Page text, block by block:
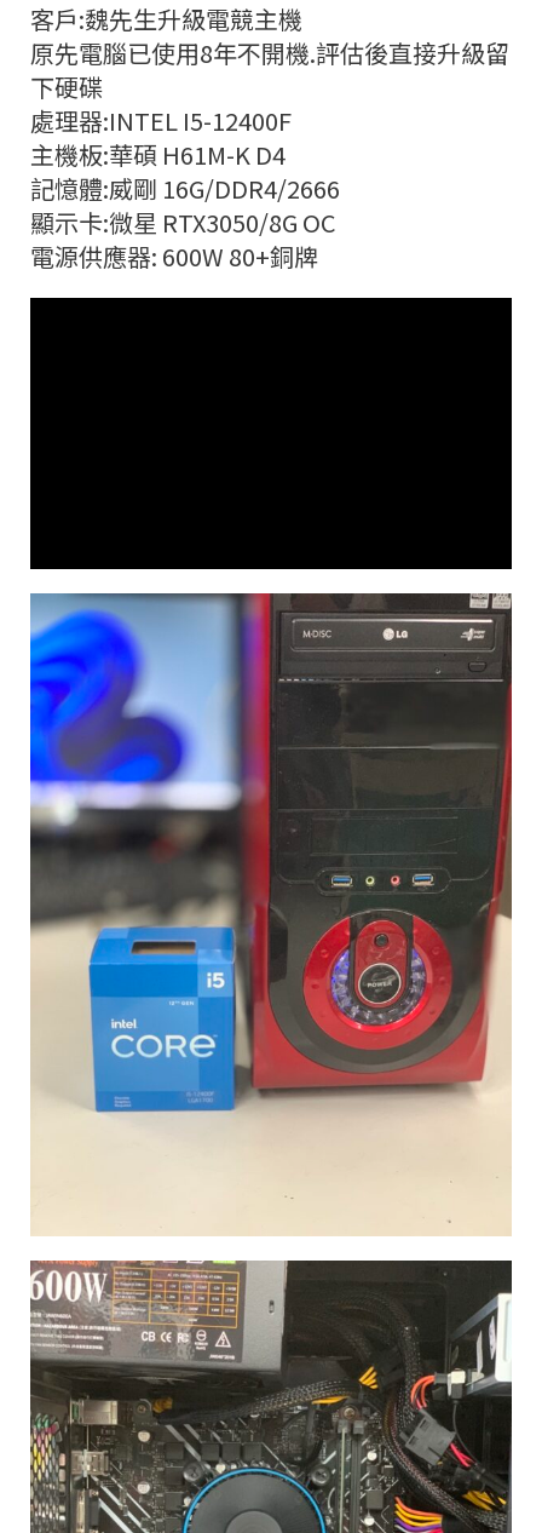
客戶:魏先生升級電競主機
原先電腦已使用8年不開機.評估後直接升級留
下硬碟
處理器:INTEL I5-12400F
主機板:華碩 H61M-K D4
記憶體:威剛 16G/DDR4/2666
顯示卡:微星 RTX3050/8G OC
電源供應器: 600W 80+銅牌